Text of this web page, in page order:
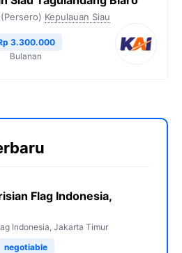
Kepulauan Siau
3.300.000
Bulanan
Flag Indonesia,
Indonesia, Jakarta Timur
negotiable